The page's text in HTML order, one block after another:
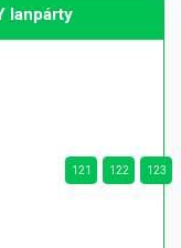
lanpárty
121 122 123